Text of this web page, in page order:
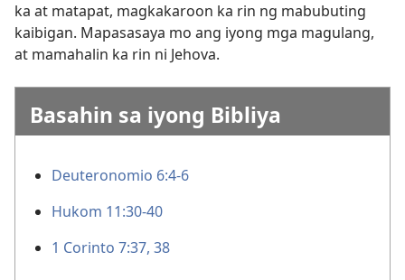
ka at matapat, magkakaroon ka rin ng mabubuting
kaibigan. Mapasasaya mo ang iyong mga magulang,
at mamahalin ka rin ni Jehova.
Basahin sa iyong Bibliya
Deuteronomio 6:4-6
Hukom 11:30-40
1 Corinto 7:37, 38